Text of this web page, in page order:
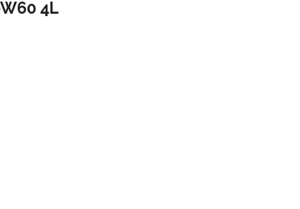
4L